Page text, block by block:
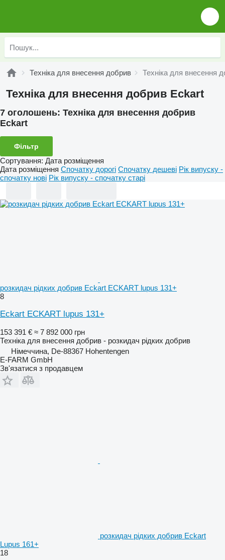
Техніка для внесення добрив Техніка для внесення
Техніка для внесення добрив Eckart
7 оголошень: Техніка для внесення добрив
Eckart
Фільтр
Сортування: Дата розміщення
Дата розміщення Спочатку дорогі Спочатку дешеві Рік випуску -
спочатку нові Рік випуску - спочатку старі
розкидач рідких добрив Eckart ECKART lupus 131+
8
Eckart ECKART lupus 131+
153 391 € ≈ 7 892 000 грн
Техніка для внесення добрив - розкидач рідких добрив
Німеччина, De-88367 Hohentengen
E-FARM GmbH
Зв'язатися з продавцем
розкидач рідких добрив Eckart
Lupus 161+
18